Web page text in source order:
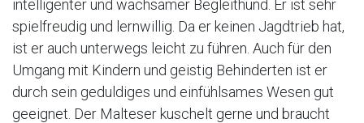
intelligenter und wachsamer Begleithund. Er ist sehr
spielfreudig und lernwillig. Da er keinen Jagdtrieb hat,
ist er auch unterwegs leicht zu führen. Auch für den
Umgang mit Kindern und geistig Behinderten ist er
durch sein geduldiges und einfühlsames Wesen gut
geeignet. Der Malteser kuschelt gerne und braucht